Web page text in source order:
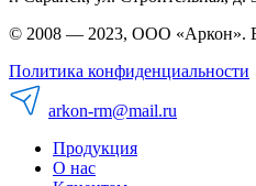
© 2008 — 2023, ООО «Аркон».
Политика конфиденциальности
arkon-rm@mail.ru
Продукция
О нас